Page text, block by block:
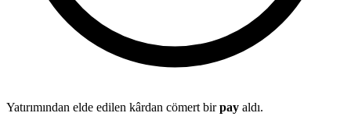
Yatırımından elde edilen kârdan cömert birpay aldı.